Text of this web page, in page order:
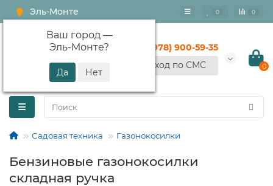
Эль-Монте
Ваш город —
Эль-Монте?
0 0
+7 (978) 900-59-35
Вход по СМС
0
Садовая техника Газонокосилки
Бензиновые газонокосилки
складная ручка